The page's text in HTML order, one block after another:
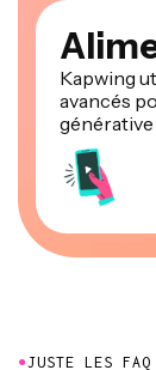
Kapwing
avancés
générative
●JUSTE LES FAQ